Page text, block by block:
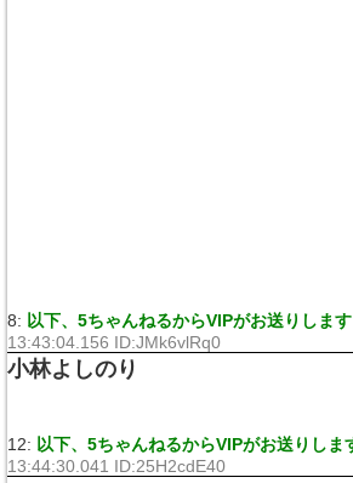
8: 以下、5ちゃんねるからVIPがお送りします
13:43:04.156 ID:JMk6vlRq0
小林よしのり
12: 以下、5ちゃんねるからVIPがお送りしま
13:44:30.041 ID:25H2cdE40